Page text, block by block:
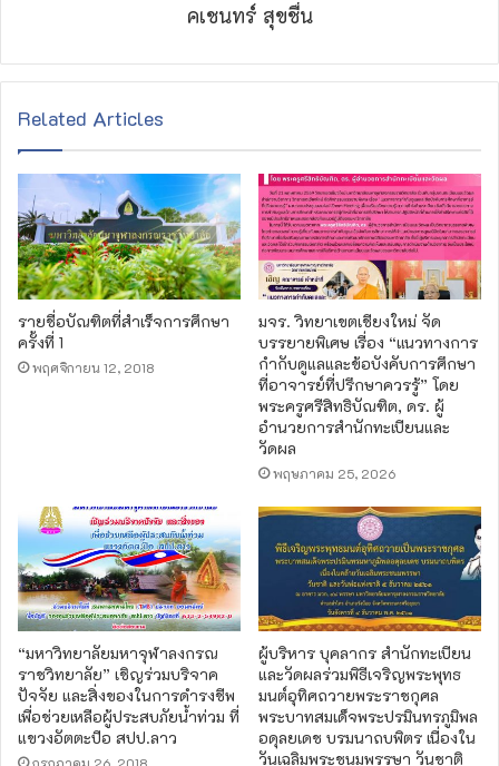
คเชนทร์ สุขชื่น
Related Articles
รายชื่อบัณฑิตที่สำเร็จการศึกษา
ครั้งที่ 1
พฤศจิกายน 12, 2018
มจร. วิทยาเขตเชียงใหม่ จัด
บรรยายพิเศษ เรื่อง “แนวทางการ
กำกับดูแลและข้อบังคับการศึกษา
ที่อาจารย์ที่ปรึกษาควรรู้” โดย
พระครูศรีสิทธิบัณฑิต, ดร. ผู้
อำนวยการสำนักทะเบียนและ
วัดผล
พฤษภาคม 25, 2026
“มหาวิทยาลัยมหาจุฬาลงกรณ
ราชวิทยาลัย” เชิญร่วมบริจาค
ปัจจัย และสิ่งของในการดำรงชีพ
เพื่อช่วยเหลือผู้ประสบภัยน้ำท่วม ที่
แขวงอัตตะปือ สปป.ลาว
ผู้บริหาร​ บุคลากร​ สำนัก​ทะเบียน​
และวัดผลร่วมพิธีเจริญพระพุทธ
มนต์อุทิศถวายพระราชกุศล
พระบาทสมเด็จพระปรมินทรภูมิพล
อดุลยเดช บรมนาถบพิตร เนื่องใน
วันเฉลิมพระชนมพรรษา วันชาติ